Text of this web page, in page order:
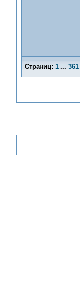
Страниц: 1 ... 361